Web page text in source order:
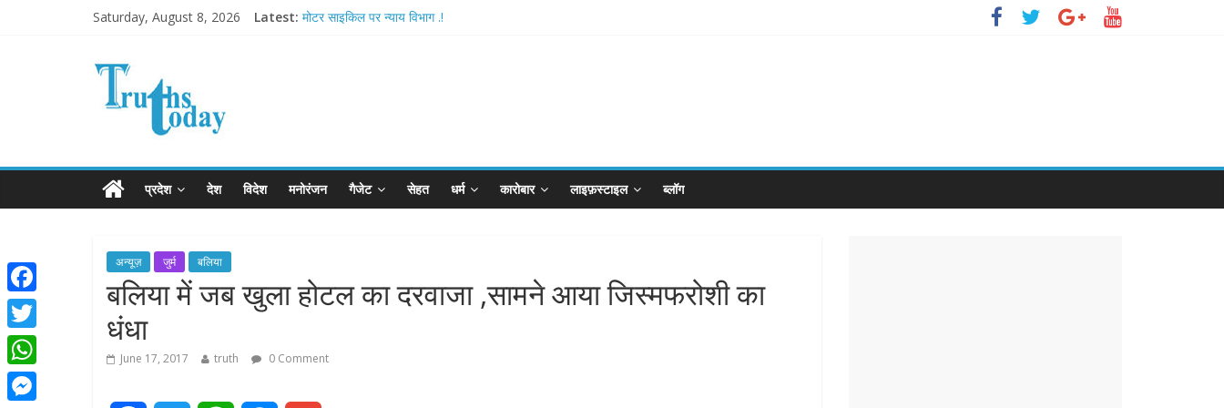
Saturday, August 8, 2026 Latest: मोटर साइकिल पर न्याय विभाग .!
प्रदेश देश विदेश मनोरंजन गैजेट सेहत धर्म कारोबार लाइफ़स्टाइल ब्लॉग
अन्यूज़ जुर्म बलिया
बलिया में जब खुला होटल का दरवाजा ,सामने आया जिस्मफरोशी का
धंधा
June 17, 2017 truth 0 Comment
F
a
c
e
T
w
i
W